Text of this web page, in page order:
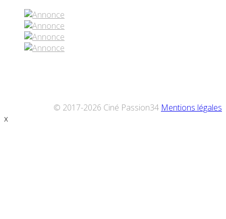
© 2017-2026 Ciné Passion34 Mentions légales
x